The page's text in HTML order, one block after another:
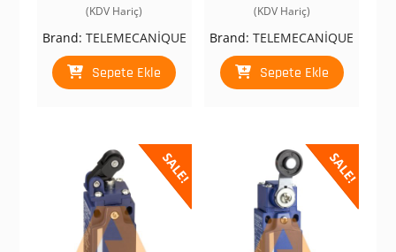
fiyat:
₺ 1.026,00.
₺ 564,00.
(KDV Hariç)
Brand: TELEMECANİQUE
Sepete Ekle
fiyat:
₺ 1.134,00.
₺
(KDV Hariç)
Brand:TELEMECANİQUE
Sepete Ekle
SALE! SALE!